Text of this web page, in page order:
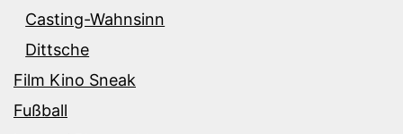
Casting-Wahnsinn
Dittsche
Film Kino Sneak
Fußball